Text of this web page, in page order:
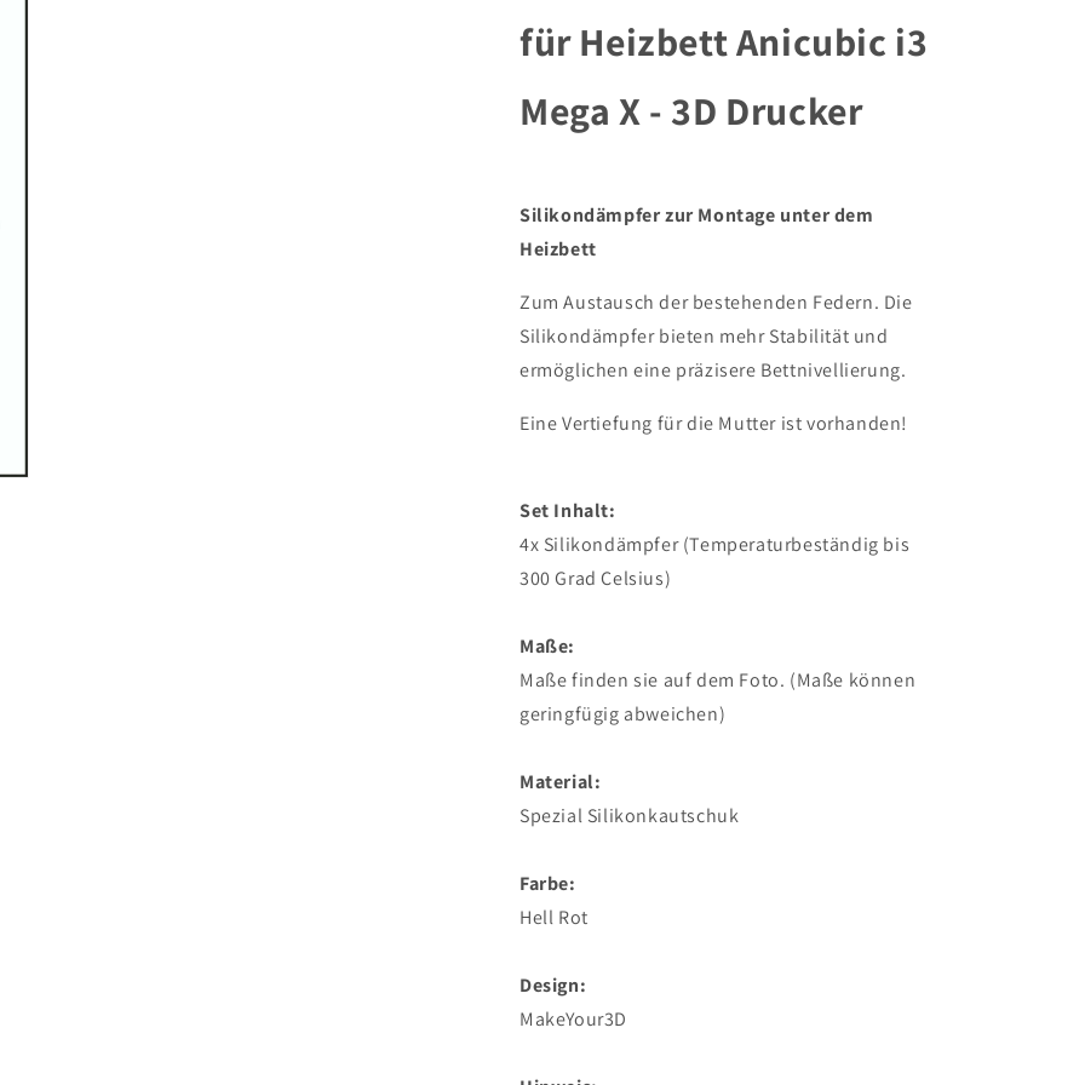
i3
Mega
-
3D
Standard
Red
i3
Mega
3D
Standard
für Heizbett Anicubic i3
Mega X - 3D Drucker
Silikondämpfer zur Montage unter dem
Heizbett
Zum Austausch der bestehenden Federn. Die
Silikondämpfer bieten mehr Stabilität und
ermöglichen eine präzisere Bettnivellierung.
Eine Vertiefung für die Mutter ist vorhanden!
Set Inhalt:
4x Silikondämpfer (Temperaturbeständig bis
300 Grad Celsius)
Maße:
Maße finden sie auf dem Foto. (Maße können
geringfügig abweichen)
Material:
Spezial Silikonkautschuk
Farbe:
Hell Rot
Design:
MakeYour3D